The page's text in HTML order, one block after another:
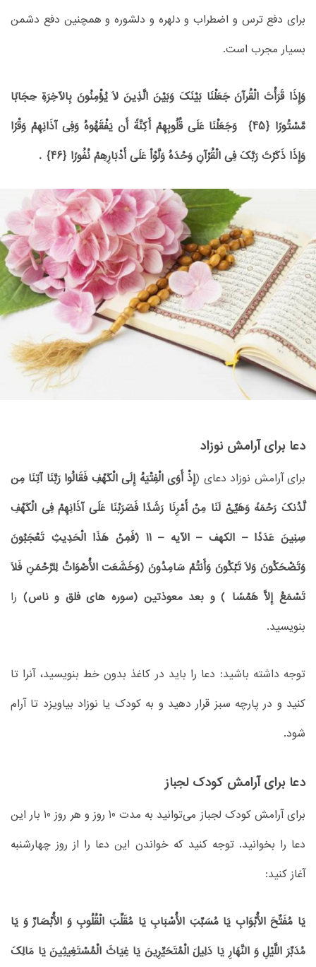
برای دفع ترس و اضطراب و دلهره و دلشوره و همچنین دفع دشمن
بسیار مجرب است.
وَإِذَا قَرَأْتَ الْقُرآنَ جَعَلْنَا بَیْنَکَ وَبَیْنَ الَّذِینَ لاَ یُؤْمِنُونَ بِالآخِرَةِ حِجَابًا
مَّسْتُورًا ﴿45﴾ وَجَعَلْنَا عَلَى قُلُوبِهِمْ أَکِنَّةً أَن یَفْقَهُوهُ وَفِی آذَانِهِمْ وَقْرًا
وَإِذَا ذَکَرْتَ رَبَّکَ فِی الْقُرْآنِ وَحْدَهُ وَلَّوْاْ عَلَى أَدْبَارِهِمْ نُفُورًا ﴿46﴾ .
دعا برای آرامش نوزاد
برای آرامش نوزاد دعای (إِذْ أَوَى الْفِتْیَهُ إِلَى الْکَهْفِ فَقَالُوا رَبَّنَا آتِنَا مِن
لَّدُنکَ رَحْمَهً وَهَیِّئْ لَنَا مِنْ أَمْرِنَا رَشَدًا فَضَرَبْنَا عَلَى آذَانِهِمْ فِی الْکَهْفِ
سِنِینَ عَدَدًا – الکهف – الآیه – 11 (َفَمِنْ هَذَا الْحَدِیثِ تَعْجَبُونَ
وَتَضْحَکُونَ وَلَا تَبْکُونَ وَأَنتُمْ سَامِدُونَ (وَخَشَعَت الْأَصْوَاتُ لِلرَّحْمَنِ فَلَا
تَسْمَعُ إِلَّا هَمْسًا ) و بعد معوذتین (سوره های فلق و ناس) را
بنویسید.
توجه داشته باشید: دعا را باید در کاغذ بدون خط بنویسید، آنرا تا
کنید و در پارچه سبز قرار دهید و به کودک یا نوزاد بیاویزد تا آرام
شود.
دعا برای آرامش کودک لجباز
برای آرامش کودک لجباز می‌توانید به مدت 10 روز و هر روز 10 بار این
دعا را بخوانید. توجه کنید که خواندن این دعا را از روز چهارشنبه
آغاز کنید:
یَا مُفَتِّحَ‏ الْأَبْوَابِ‏ یَا مُسَبِّبَ‏ الْأَسْبَابِ‏ یَا مُقَلِّبَ‏ الْقُلُوبِ‏ وَ الْأَبْصَارِّ وَ یَا
مُدَبِّرَ اللَّیْلِ وَ النَّهَارِ یَا دَلِیلَ‏ الْمُتَحَیِّرِینَ‏ یَا غِیَاثَ‏ الْمُسْتَغِیثِینَ‏ یَا مَالِکَ‏